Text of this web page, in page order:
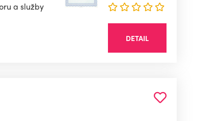
a služby
DETAIL